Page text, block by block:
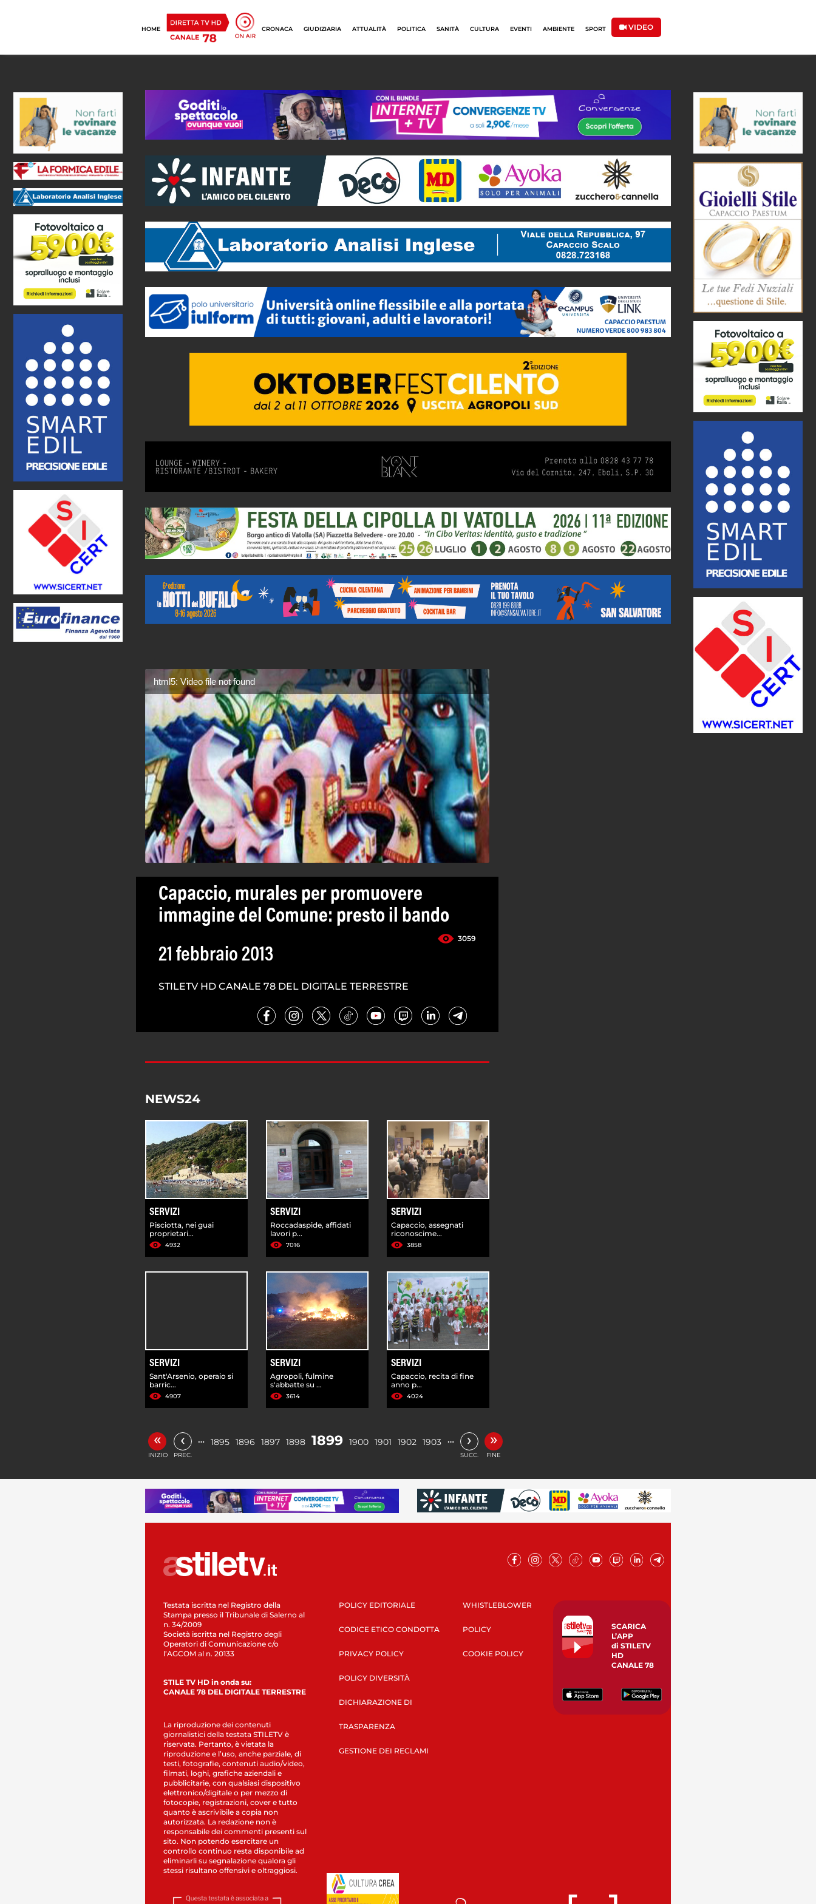
HOME CRONACA GIUDIZIARIA ATTUALITÀ POLITICA SANITÀ CULTURA EVENTI AMBIENTE SPORT VIDEO
html5: Video file not found
Capaccio, murales per promuovere
immagine del Comune: presto il bando
3059
21 febbraio 2013
STILETV HD CANALE 78 DEL DIGITALE TERRESTRE
NEWS24
SERVIZI
Pisciotta, nei guai
proprietari...
4932
SERVIZI
Roccadaspide, affidati
lavori p...
7016
SERVIZI
Capaccio, assegnati
riconoscime...
3858
SERVIZI
Sant'Arsenio, operaio si
barric...
4907
SERVIZI
Agropoli, fulmine
s'abbatte su ...
3614
SERVIZI
Capaccio, recita di fine
anno p...
4024
«
INIZIO
‹
PREC.
… 1895 1896 1897 1898 1899 1900 1901 1902 1903 … ›
SUCC.
»
FINE
Testata iscritta nel Registro della
Stampa presso il Tribunale di Salerno al
n. 34/2009
Società iscritta nel Registro degli
Operatori di Comunicazione c/o
l’AGCOM al n. 20133
STILE TV HD in onda su:
CANALE 78 DEL DIGITALE TERRESTRE
La riproduzione dei contenuti
giornalistici della testata STILETV è
riservata. Pertanto, è vietata la
riproduzione e l’uso, anche parziale, di
testi, fotografie, contenuti audio/video,
filmati, loghi, grafiche aziendali e
pubblicitarie, con qualsiasi dispositivo
elettronico/digitale o per mezzo di
fotocopie, registrazioni, cover e tutto
quanto è ascrivibile a copia non
autorizzata. La redazione non è
responsabile dei commenti presenti sul
sito. Non potendo esercitare un
controllo continuo resta disponibile ad
eliminarli su segnalazione qualora gli
stessi risultano offensivi e oltraggiosi.
POLICY EDITORIALE
CODICE ETICO CONDOTTA
PRIVACY POLICY
POLICY DIVERSITÀ
DICHIARAZIONE DI
TRASPARENZA
GESTIONE DEI RECLAMI
WHISTLEBLOWER
POLICY
COOKIE POLICY
SCARICA
L’APP
di STILETV
HD
CANALE 78